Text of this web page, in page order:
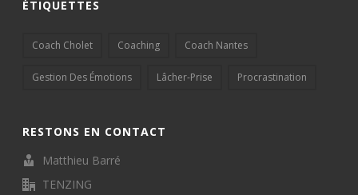
ÉTIQUETTES
Coach Cholet Coaching Coach Nantes
Gestion Des Émotions Lâcher-Prise Procrastination
RESTONS EN CONTACT
Matthieu Barré
TENZING